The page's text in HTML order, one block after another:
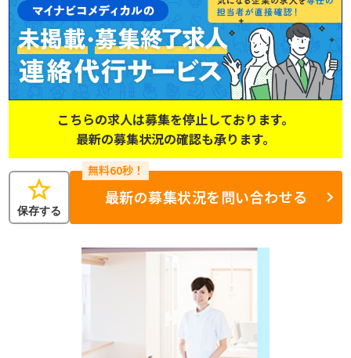
こちらの求人は募集を停止しております。
最新の募集状況の確認も承ります。
star
保存する
最新の募集状況を問い合わせる